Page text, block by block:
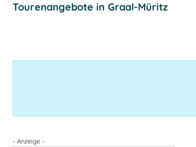
Tourenangebote in Graal-Müritz
- Anzeige -